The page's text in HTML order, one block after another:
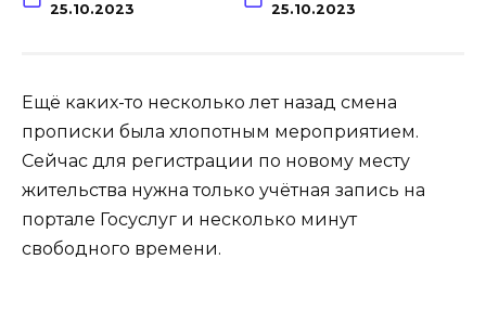
25.10.2023 25.10.2023
Ещё каких-то несколько лет назад смена
прописки была хлопотным мероприятием.
Сейчас для регистрации по новому месту
жительства нужна только учётная запись на
портале Госуслуг и несколько минут
свободного времени.